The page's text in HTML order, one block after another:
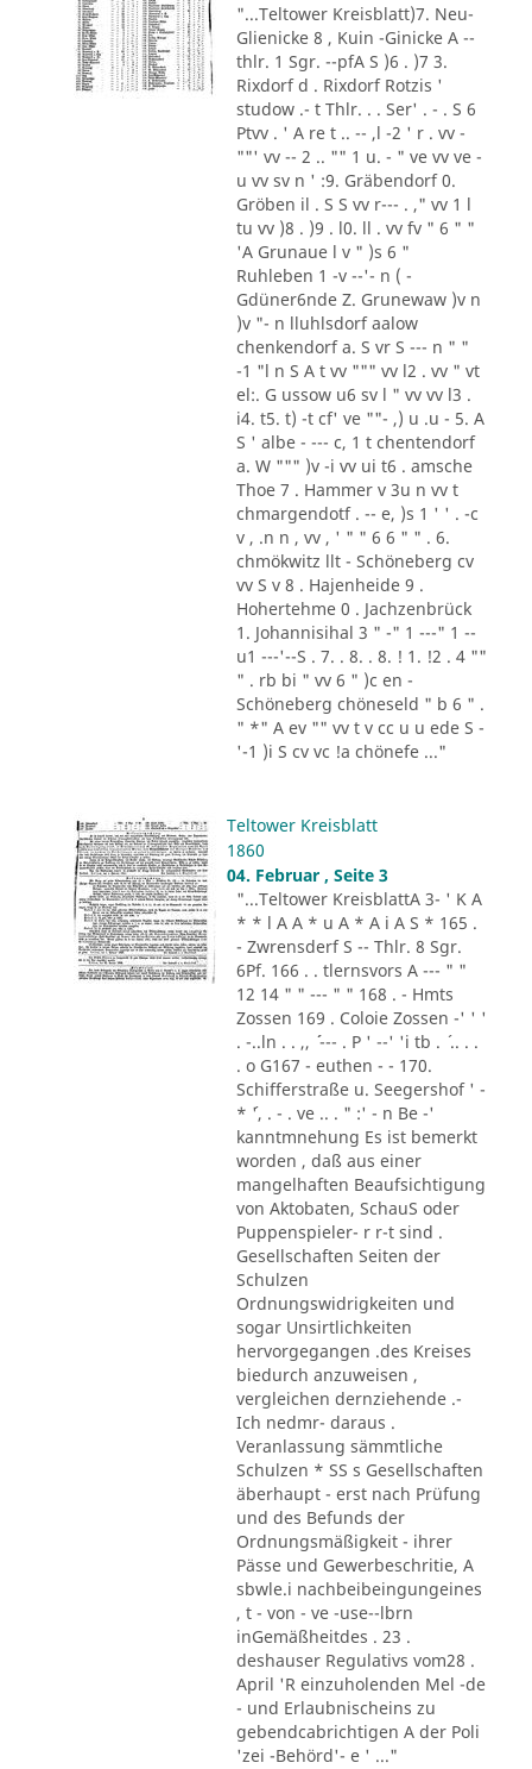
"...Teltower Kreisblatt)7. Neu-
Glienicke 8 , Kuin -Ginicke A --
thlr. 1 Sgr. --pfA S )6 . )7 3.
Rixdorf d . Rixdorf Rotzis '
studow .- t Thlr. . . Ser' . - . S 6
Ptvv . ' A re t .. -- ,l -2 ' r . vv -
""' vv -- 2 .. "" 1 u. - " ve vv ve -
u vv sv n ' :9. Gräbendorf 0.
Gröben il . S S vv r--- . ," vv 1 l
tu vv )8 . )9 . l0. ll . vv fv " 6 " "
'A Grunaue l v " )s 6 "
Ruhleben 1 -v --'- n ( -
Gdüner6nde Z. Grunewaw )v n
)v "- n lluhlsdorf aalow
chenkendorf a. S vr S --- n " "
-1 "l n S A t vv """ vv l2 . vv " vt
el:. G ussow u6 sv l " vv vv l3 .
i4. t5. t) -t cf' ve ""- ,) u .u - 5. A
S ' albe - --- c, 1 t chentendorf
a. W """ )v -i vv ui t6 . amsche
Thoe 7 . Hammer v 3u n vv t
chmargendotf . -- e, )s 1 ' ' . -c
v , .n n , vv , ' " " 6 6 " " . 6.
chmökwitz llt - Schöneberg cv
vv S v 8 . Hajenheide 9 .
Hohertehme 0 . Jachzenbrück
1. Johannisihal 3 " -" 1 ---" 1 --
u1 ---'--S . 7. . 8. . 8. ! 1. !2 . 4 ""
" . rb bi " vv 6 " )c en -
Schöneberg chöneseld " b 6 " .
" *" A ev "" vv t v cc u u ede S -
'-1 )i S cv vc !a chönefe ..."
Teltower Kreisblatt
1860
04. Februar , Seite 3
"...Teltower KreisblattA 3- ' K A
* * l A A * u A * A i A S * 165 .
- Zwrensderf S -- Thlr. 8 Sgr.
6Pf. 166 . . tlernsvors A --- " "
12 14 " " --- " " 168 . - Hmts
Zossen 169 . Coloie Zossen -' ' '
. -..ln . . ,, ´´ --- . P ' --' 'i tb . ´ .. . .
. o G167 - euthen - - 170.
Schifferstraße u. Seegershof ' -
* ´', . - . ve .. . " :' - n Be -'
kanntmnehung Es ist bemerkt
worden , daß aus einer
mangelhaften Beaufsichtigung
von Aktobaten, SchauS oder
Puppenspieler- r r-t sind .
Gesellschaften Seiten der
Schulzen
Ordnungswidrigkeiten und
sogar Unsirtlichkeiten
hervorgegangen .des Kreises
biedurch anzuweisen ,
vergleichen dernziehende .-
Ich nedmr- daraus .
Veranlassung sämmtliche
Schulzen * SS s Gesellschaften
äberhaupt - erst nach Prüfung
und des Befunds der
Ordnungsmäßigkeit - ihrer
Pässe und Gewerbeschritie, A
sbwle.i nachbeibeingungeines
, t - von - ve -use--lbrn
inGemäßheitdes . 23 .
deshauser Regulativs vom28 .
April 'R einzuholenden Mel -de
- und Erlaubnischeins zu
gebendcabrichtigen A der Poli
'zei -Behörd'- e ' ..."